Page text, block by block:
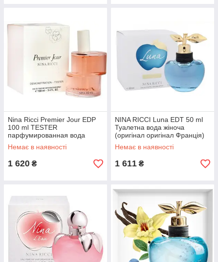
Nina Ricci Premier Jour EDP
100 ml TESTER
парфумированная вода
жіноча (оригінал оригінал
Франція)
Немає в наявності
1 620 ₴
NINA RICCI Luna EDT 50 ml
Туалетна вода жіноча
(оригінал оригінал Франція)
Немає в наявності
1 611 ₴